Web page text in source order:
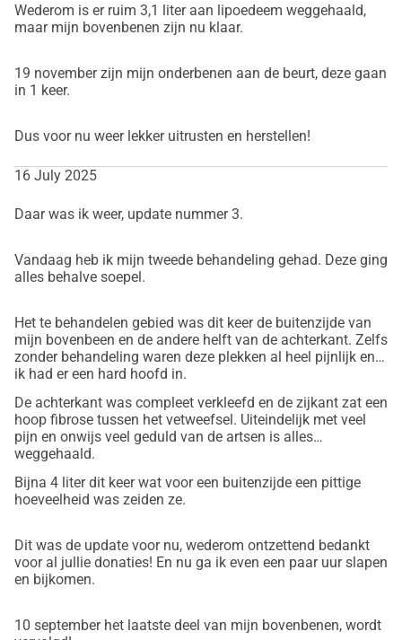
Erkrankung, die zu abnormaler Fettansammlung in meinem
Körper führt. Das Fettgewebe lagert sich nicht nur in
Körper verteilt. Diese Fettansammlung kann nicht durch
auf meine Gesundheit und mein Wohlbefinden.
Fällen wird es erst spät diagnostiziert. Für mich ist die
das überschüssige Fettgewebe entfernt wird. Diese
Operation kann die Schmerzen lindern, die Schwellungen
wieder ein normales, aktives Leben führen kann. Leider
wird die Fettabsaugung bei Lipödem nicht von der
Krankenkasse übernommen, und die Kosten sind
unglaublich hoch.
Was ist mein Ziel?
Ich benötige insgesamt 35.000 , um mir die Fettabsaugung
leisten zu können. Davon habe ich bereits 15.000 selbst
gespart, aber es fehlen mir noch 20.000 . Dies ist ein
Betrag, der für mich ohne Hilfe unerreichbar ist. Deshalb
klein, hilft mir, meinem Ziel näher zu kommen und meine
Gesundheit zu verbessern.
Das Lipödem hat nicht nur körperliche, sondern auch
Wederom is er ruim 3,1 liter aan lipoedeem weggehaald,
maar mijn bovenbenen zijn nu klaar.
19 november zijn mijn onderbenen aan de beurt, deze gaan
in 1 keer.
Dus voor nu weer lekker uitrusten en herstellen!
16 July 2025
Daar was ik weer, update nummer 3.
Vandaag heb ik mijn tweede behandeling gehad. Deze ging
alles behalve soepel.
Het te behandelen gebied was dit keer de buitenzijde van
mijn bovenbeen en de andere helft van de achterkant. Zelfs
zonder behandeling waren deze plekken al heel pijnlijk en
ik had er een hard hoofd in.
De achterkant was compleet verkleefd en de zijkant zat een
hoop fibrose tussen het vetweefsel. Uiteindelijk met veel
pijn en onwijs veel geduld van de artsen is alles
weggehaald.
Bijna 4 liter dit keer wat voor een buitenzijde een pittige
hoeveelheid was zeiden ze.
Dit was de update voor nu, wederom ontzettend bedankt
voor al jullie donaties! En nu ga ik even een paar uur slapen
en bijkomen.
10 september het laatste deel van mijn bovenbenen, wordt